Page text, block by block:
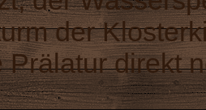
der
Prälatur direkt